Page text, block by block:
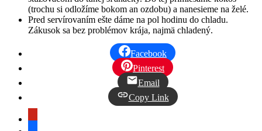
(trochu si odložíme bokom an ozdobu) a nanesieme na želé.
Pred servírovaním ešte dáme na pol hodinu do chladu.
Zákusok sa bez problémov krája, najmä chladený.
Facebook
Pinterest
Email
Copy Link